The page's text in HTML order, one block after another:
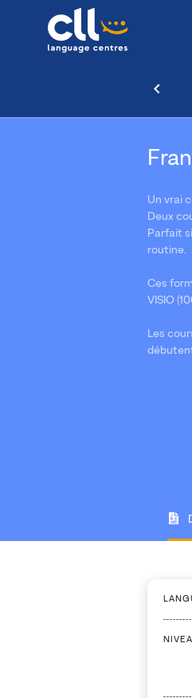
Un vrai
Deux
Parfait
routine.
Ces
VISIO
Les